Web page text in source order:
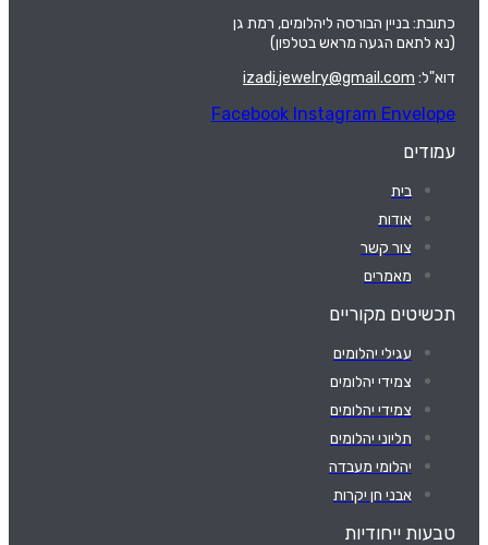
כתובת: בניין הבורסה ליהלומים, רמת גן
(נא לתאם הגעה מראש בטלפון)
דוא"ל: izadi.jewelry@gmail.com
Facebook Instagram Envelope
עמודים
בית
אודות
צור קשר
מאמרים
תכשיטים מקוריים
עגילי יהלומים
צמידי יהלומים
צמידי יהלומים
תליוני יהלומים
יהלומי מעבדה
אבני חן יקרות
טבעות ייחודיות